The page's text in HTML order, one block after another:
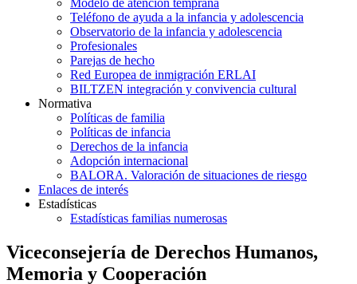
Teléfono de ayuda a la infancia y adolescencia
Observatorio de la infancia y adolescencia
Profesionales
Parejas de hecho
Red Europea de inmigración ERLAI
BILTZEN integración y convivencia cultural
Normativa
Políticas de familia
Políticas de infancia
Derechos de la infancia
Adopción internacional
BALORA. Valoración de situaciones de riesgo
Enlaces de interés
Estadísticas
Estadísticas familias numerosas
Viceconsejería de Derechos Humanos,
Memoria y Cooperación